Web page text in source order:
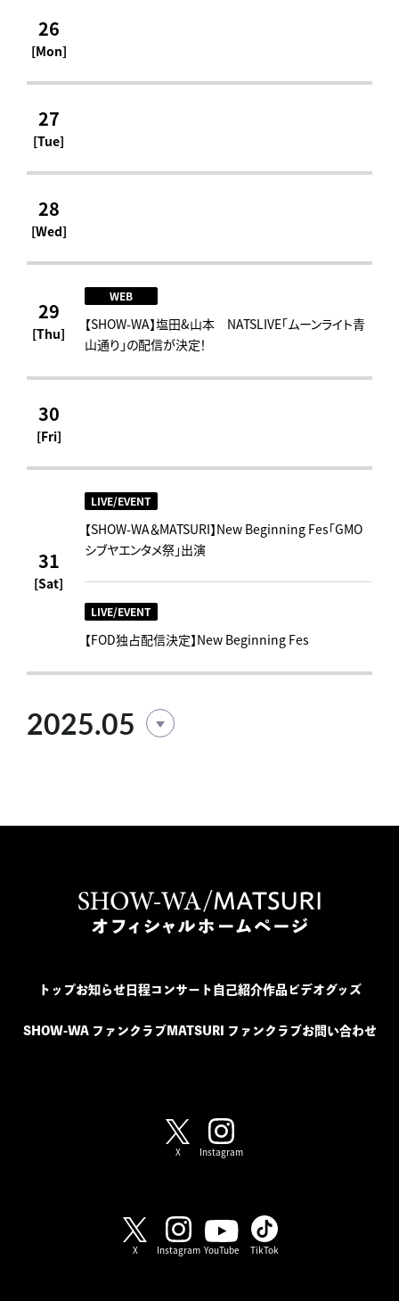
26
[Mon]
27
[Tue]
28
[Wed]
29
[Thu]
WEB
【SHOW-WA】塩田&山本 NATSLIVE「ムーンライト青
山通り」の配信が決定！
30
[Fri]
31
[Sat]
LIVE/EVENT
【SHOW-WA＆MATSURI】New Beginning Fes「GMO
シブヤエンタメ祭」出演
LIVE/EVENT
【FOD独占配信決定】New Beginning Fes
2025.05
トップお知らせ日程コンサート 自己紹介作品ビデオグッズ
SHOW-WA ファンクラブMATSURI ファンクラブお問い合わせ
X Instagram
X Instagram YouTube TikTok